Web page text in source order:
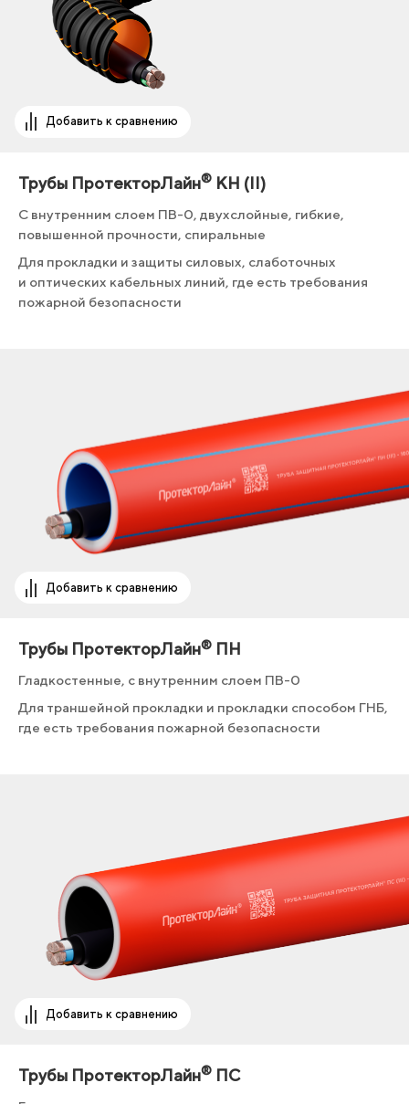
Добавить к сравнению
Трубы ПротекторЛайн® КН (II)
С внутренним слоем ПВ-0, двухслойные, гибкие,
повышенной прочности, спиральные
Для прокладки и защиты силовых, слаботочных
и оптических кабельных линий, где есть требования
пожарной безопасности
Добавить к сравнению
Трубы ПротекторЛайн® ПН
Гладкостенные, с внутренним слоем ПВ-0
Для траншейной прокладки и прокладки способом ГНБ,
где есть требования пожарной безопасности
Добавить к сравнению
Трубы ПротекторЛайн® ПС